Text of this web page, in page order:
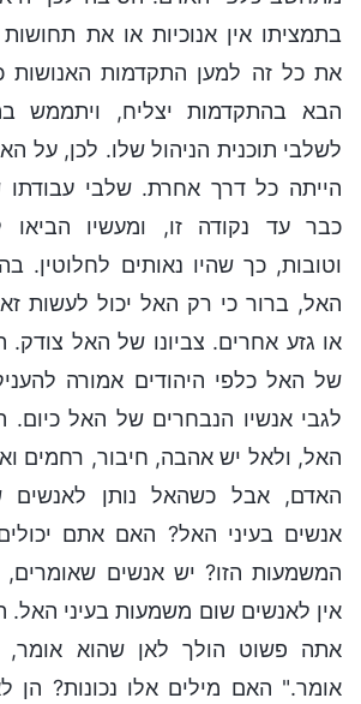
בתמציתו אין אנוכיות או את
את כל זה למען התקדמות האנושות
הבא בהתקדמות יצליח, ויתממש
לשלבי תוכנית הניהול שלו. לכן, על
הייתה כל דרך אחרת. שלבי
כבר עד נקודה זו, ומעשיו הביאו
וטובות, כך שהיו נאותים לחלוטין.
האל, ברור כי רק האל יכול לעשות
או גזע אחרים. צביונו של האל צודק.
של האל כלפי היהודים אמורה
לגבי אנשיו הנבחרים של האל כיום.
האל, ולאל יש אהבה, חיבור, רחמים
האדם, אבל כשהאל נותן
אנשים בעיני האל? האם אתם
המשמעות הזו? יש אנשים שאומרים,
אין לאנשים שום משמעות בעיני
אתה פשוט הולך לאן שהוא אומר,
אומר." האם מילים אלו נכונות?